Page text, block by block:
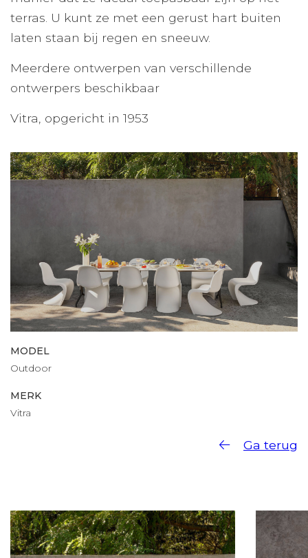
terras. U kunt ze met een gerust hart buiten
laten staan bij regen en sneeuw.
Meerdere ontwerpen van verschillende
ontwerpers beschikbaar
Vitra, opgericht in 1953
MODEL
Outdoor
MERK
Vitra
Ga terug